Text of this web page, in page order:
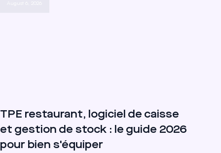
August 6, 2026
TPE restaurant, logiciel de caisse
et gestion de stock : le guide 2026
pour bien s'équiper